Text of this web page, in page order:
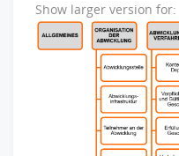
Show larger version for: